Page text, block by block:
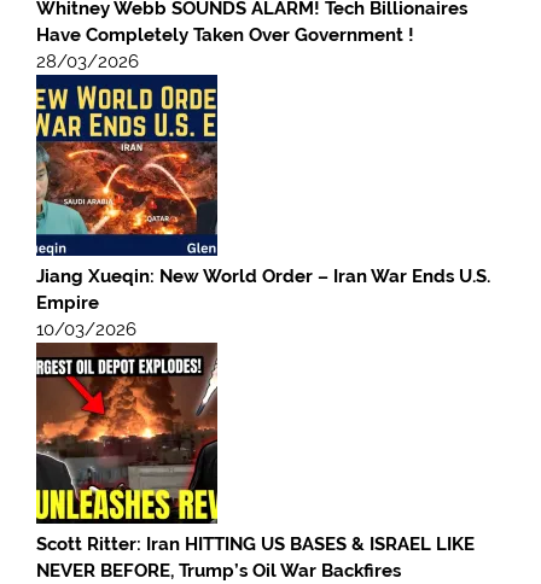
Whitney Webb SOUNDS ALARM! Tech Billionaires
Have Completely Taken Over Government !
28/03/2026
Jiang Xueqin: New World Order – Iran War Ends U.S.
Empire
10/03/2026
Scott Ritter: Iran HITTING US BASES & ISRAEL LIKE
NEVER BEFORE, Trump’s Oil War Backfires